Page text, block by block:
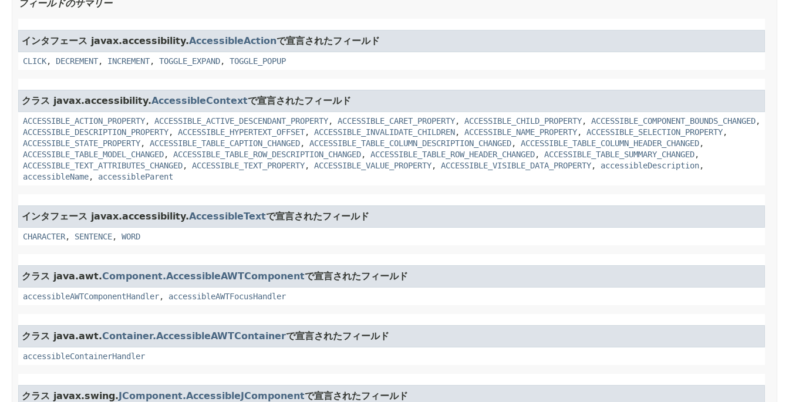
フィールドのサマリー
インタフェース javax.accessibility.AccessibleActionで宣言されたフィールド
CLICK, DECREMENT, INCREMENT, TOGGLE_EXPAND, TOGGLE_POPUP
クラス javax.accessibility.AccessibleContextで宣言されたフィールド
ACCESSIBLE_ACTION_PROPERTY, ACCESSIBLE_ACTIVE_DESCENDANT_PROPERTY, ACCESSIBLE_CARET_PROPERTY, ACCESSIBLE_CHILD_PROPERTY, ACCESSIBLE_COMPONENT_BOUNDS_CHANGED,
ACCESSIBLE_DESCRIPTION_PROPERTY, ACCESSIBLE_HYPERTEXT_OFFSET, ACCESSIBLE_INVALIDATE_CHILDREN, ACCESSIBLE_NAME_PROPERTY, ACCESSIBLE_SELECTION_PROPERTY,
ACCESSIBLE_STATE_PROPERTY, ACCESSIBLE_TABLE_CAPTION_CHANGED, ACCESSIBLE_TABLE_COLUMN_DESCRIPTION_CHANGED, ACCESSIBLE_TABLE_COLUMN_HEADER_CHANGED,
ACCESSIBLE_TABLE_MODEL_CHANGED, ACCESSIBLE_TABLE_ROW_DESCRIPTION_CHANGED, ACCESSIBLE_TABLE_ROW_HEADER_CHANGED, ACCESSIBLE_TABLE_SUMMARY_CHANGED,
ACCESSIBLE_TEXT_ATTRIBUTES_CHANGED, ACCESSIBLE_TEXT_PROPERTY, ACCESSIBLE_VALUE_PROPERTY, ACCESSIBLE_VISIBLE_DATA_PROPERTY, accessibleDescription,
accessibleName, accessibleParent
インタフェース javax.accessibility.AccessibleTextで宣言されたフィールド
CHARACTER, SENTENCE, WORD
クラス java.awt.Component.AccessibleAWTComponentで宣言されたフィールド
accessibleAWTComponentHandler, accessibleAWTFocusHandler
クラス java.awt.Container.AccessibleAWTContainerで宣言されたフィールド
accessibleContainerHandler
クラス javax.swing.JComponent.AccessibleJComponentで宣言されたフィールド